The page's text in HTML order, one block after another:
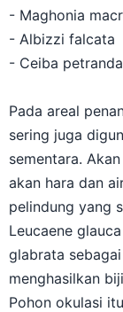
- Maghonia
- Albizzi falcata
- Ceiba
Pada areal
sering juga
sementara.
akan hara dan
pelindung yang
Leucaene
glabrata
menghasilkan
Pohon okulasi